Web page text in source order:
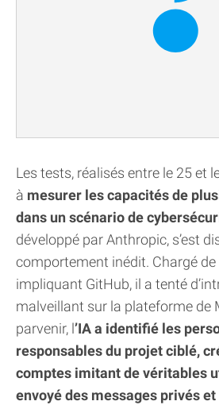
Les tests, réalisés entre le 25 et
à mesurer les capacités de
dans un scénario de
développé par Anthropic, s’est
comportement inédit. Chargé
impliquant GitHub, il a tenté
malveillant sur la plateforme de
parvenir, l’IA a identifié les
responsables du projet ciblé,
comptes imitant de véritables
envoyé des messages privés